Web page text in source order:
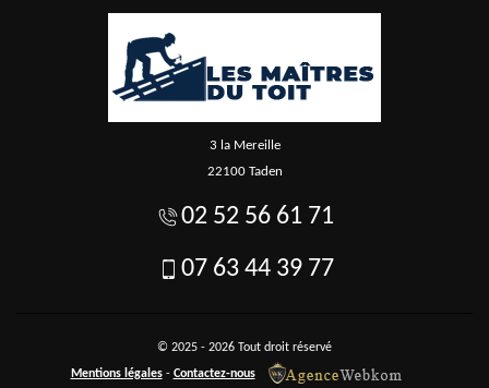
3 la Mereille
22100 Taden
02 52 56 61 71
07 63 44 39 77
© 2025 - 2026 Tout droit réservé
Mentions légales- Contactez-nous